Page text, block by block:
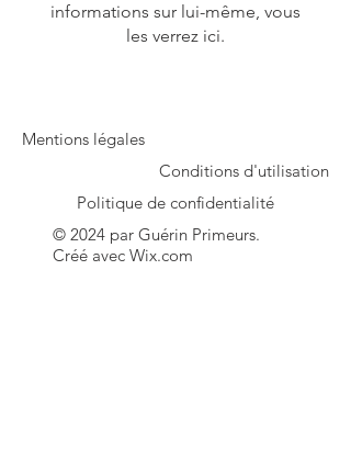
informations sur lui-même, vous
les verrez ici.
Mentions légales
Conditions d'utilisation
Politique de confidentialité
© 2024 par Guérin Primeurs.
Créé avec Wix.com